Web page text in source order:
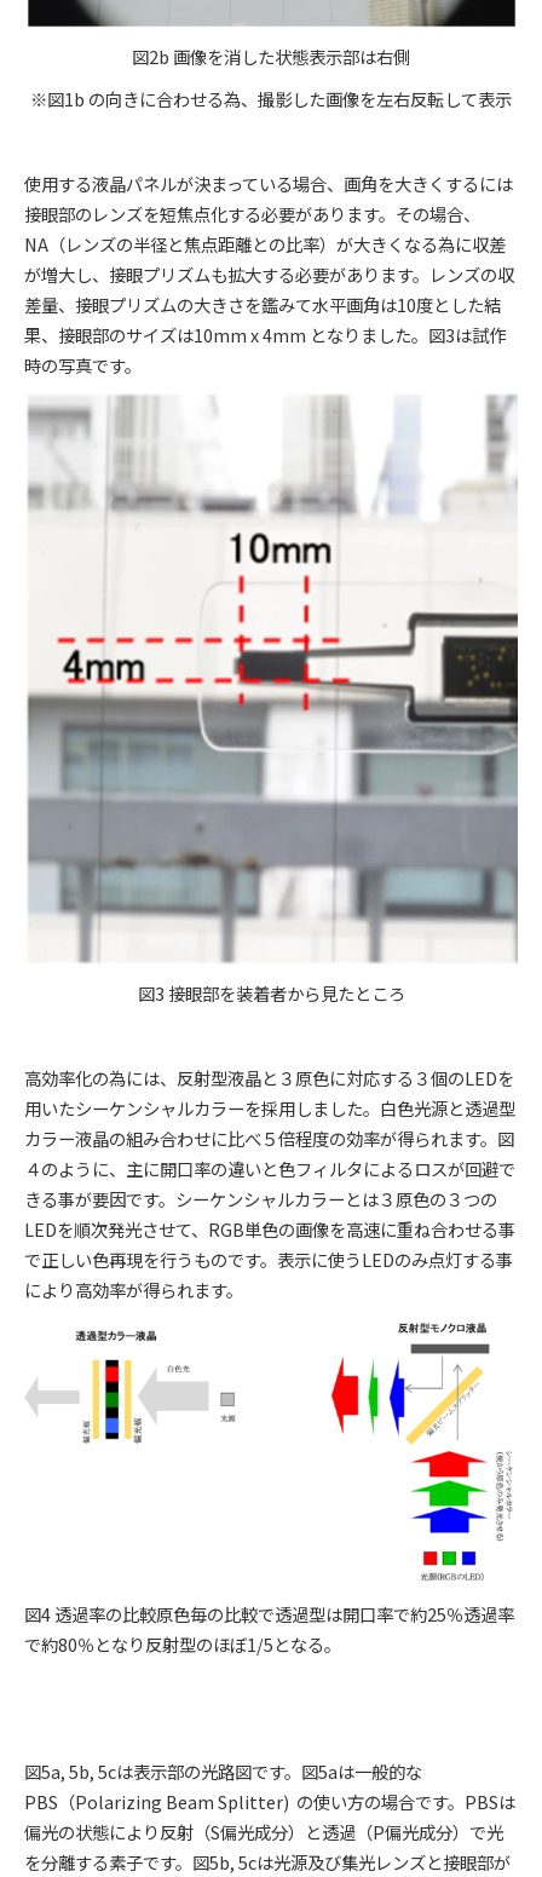
図2b 画像を消した状態表示部は右側
※図1b の向きに合わせる為、撮影した画像を左右反転して表示
使用する液晶パネルが決まっている場合、画角を大きくするには
接眼部のレンズを短焦点化する必要があります。その場合、
NA（レンズの半径と焦点距離との比率）が大きくなる為に収差
が増大し、接眼プリズムも拡大する必要があります。レンズの収
差量、接眼プリズムの大きさを鑑みて水平画角は10度とした結
果、接眼部のサイズは10mm x 4mm となりました。図3は試作
時の写真です。
図3 接眼部を装着者から見たところ
高効率化の為には、反射型液晶と３原色に対応する３個のLEDを
用いたシーケンシャルカラーを採用しました。白色光源と透過型
カラー液晶の組み合わせに比べ５倍程度の効率が得られます。図
４のように、主に開口率の違いと色フィルタによるロスが回避で
きる事が要因です。シーケンシャルカラーとは３原色の３つの
LEDを順次発光させて、RGB単色の画像を高速に重ね合わせる事
で正しい色再現を行うものです。表示に使うLEDのみ点灯する事
により高効率が得られます。
図4 透過率の比較原色毎の比較で透過型は開口率で約25％透過率
で約80％となり反射型のほぼ1/5となる。
図5a, 5b, 5cは表示部の光路図です。図5aは一般的な
PBS（Polarizing Beam Splitter) の使い方の場合です。PBSは
偏光の状態により反射（S偏光成分）と透過（P偏光成分）で光
を分離する素子です。図5b, 5cは光源及び集光レンズと接眼部が